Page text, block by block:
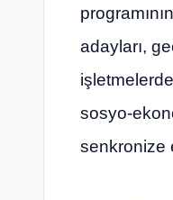
adayları,
sosyo-
senkronize